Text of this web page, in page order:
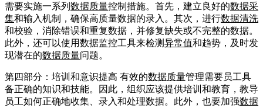
需要实施一系列 数据质量控制措施。首先，建立良好的数据采
集和输入机制，确保高质量数据的录入。其次，进行数据清洗
和校验，消除错误和重复数据，并修复缺失或不完整的数据。
此外，还可以使用数据监控工具来检测异常值和趋势，及时发
现潜在的数据质量问题。
第四部分：培训和意识提高 有效的数据质量管理需要员工具
备正确的知识和技能。因此，组织应该提供培训和教育，教导
员工如何正确地收集、录入和处理数据。此外，也要加强数据